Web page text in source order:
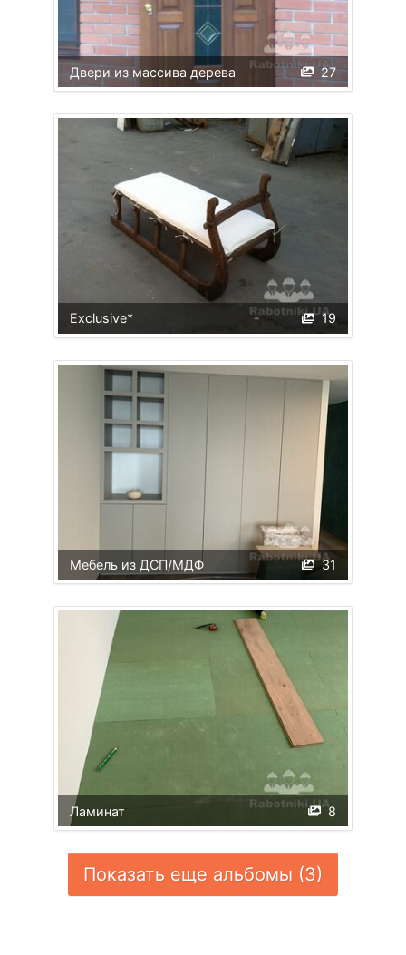
27
Двери из массива дерева
19
Exclusive*
31
Мебель из ДСП/МДФ
8
Ламинат
Показать еще альбомы (3)